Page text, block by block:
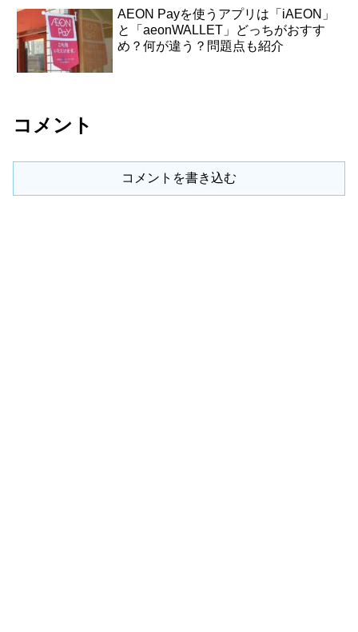
AEON Payを使うアプリは「iAEON」
と「aeonWALLET」どっちがおすす
め？何が違う？問題点も紹介
コメント
コメントを書き込む